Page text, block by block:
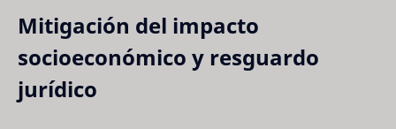
Mitigación del impacto
socioeconómico y resguardo
jurídico